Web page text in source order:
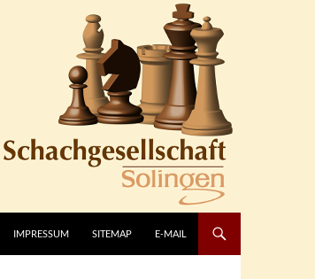
IMPRESSUM SITEMAP E-MAIL